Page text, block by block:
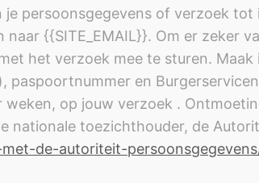
persoonsgegevens of verzoek tot
{{SITE_EMAIL}}. Om er zeker
het verzoek mee te sturen.
en
op jouw verzoek .
nationale toezichthouder, de
de-autoriteit-